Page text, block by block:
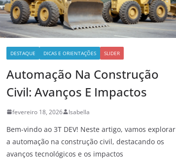
DESTAQUE DICAS E ORIENTAÇÕES SLIDER
Automação Na Construção
Civil: Avanços E Impactos
fevereiro 18, 2026 Isabella
Bem-vindo ao 3T DEV! Neste artigo, vamos explorar
a automação na construção civil, destacando os
avanços tecnológicos e os impactos